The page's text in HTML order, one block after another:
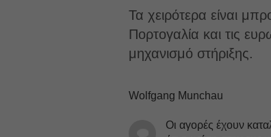
Τα χειρότερα είναι
Πορτογαλία και τις
μηχανισμό στήριξης.
Wolfgang Munchau
Οι αγορές έχουν